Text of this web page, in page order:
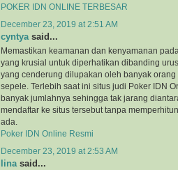
POKER IDN ONLINE TERBESAR
December 23, 2019 at 2:51 AM
cyntyasaid...
Memastikan keamanan dan kenyamanan
yang krusial untuk diperhatikan dibanding
yang cenderung dilupakan oleh banyak
sepele. Terlebih saat ini situs judi Poker IDN
banyak jumlahnya sehingga tak jarang
mendaftar ke situs tersebut tanpa
ada.
Poker IDN Online Resmi
December 23, 2019 at 2:53 AM
linasaid...